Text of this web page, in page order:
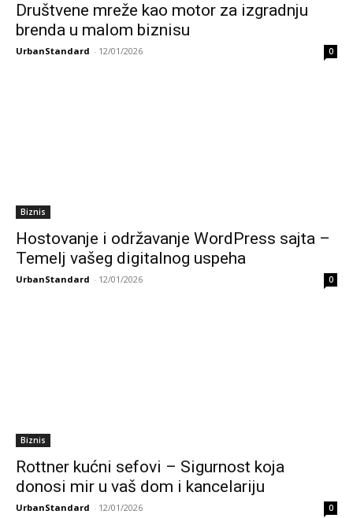
Društvene mreže kao motor za izgradnju
brenda u malom biznisu
UrbanStandard - 12/01/2026 0
Biznis
Hostovanje i održavanje WordPress sajta –
Temelj vašeg digitalnog uspeha
UrbanStandard - 12/01/2026 0
Biznis
Rottner kućni sefovi – Sigurnost koja
donosi mir u vaš dom i kancelariju
UrbanStandard - 12/01/2026 0